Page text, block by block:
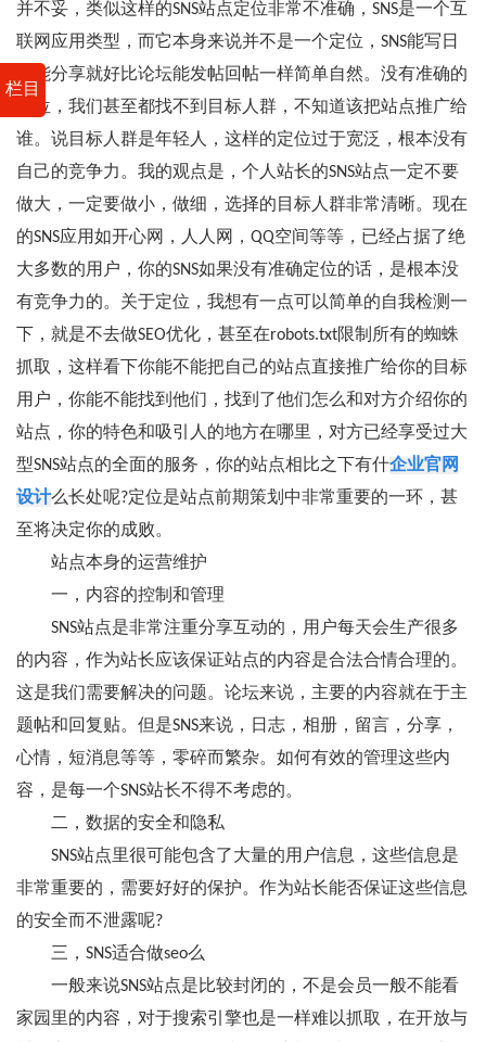
栏目
并不妥，类似这样的SNS站点定位非常不准确，SNS是一个互
联网应用类型，而它本身来说并不是一个定位，SNS能写日
志能分享就好比论坛能发帖回帖一样简单自然。没有准确的
定位，我们甚至都找不到目标人群，不知道该把站点推广给
谁。说目标人群是年轻人，这样的定位过于宽泛，根本没有
自己的竞争力。我的观点是，个人站长的SNS站点一定不要
做大，一定要做小，做细，选择的目标人群非常清晰。现在
的SNS应用如开心网，人人网，QQ空间等等，已经占据了绝
大多数的用户，你的SNS如果没有准确定位的话，是根本没
有竞争力的。关于定位，我想有一点可以简单的自我检测一
下，就是不去做SEO优化，甚至在robots.txt限制所有的蜘蛛
抓取，这样看下你能不能把自己的站点直接推广给你的目标
用户，你能不能找到他们，找到了他们怎么和对方介绍你的
站点，你的特色和吸引人的地方在哪里，对方已经享受过大
型SNS站点的全面的服务，你的站点相比之下有什企业官网
设计么长处呢?定位是站点前期策划中非常重要的一环，甚
至将决定你的成败。
站点本身的运营维护
一，内容的控制和管理
SNS站点是非常注重分享互动的，用户每天会生产很多
的内容，作为站长应该保证站点的内容是合法合情合理的。
这是我们需要解决的问题。论坛来说，主要的内容就在于主
题帖和回复贴。但是SNS来说，日志，相册，留言，分享，
心情，短消息等等，零碎而繁杂。如何有效的管理这些内
容，是每一个SNS站长不得不考虑的。
二，数据的安全和隐私
SNS站点里很可能包含了大量的用户信息，这些信息是
非常重要的，需要好好的保护。作为站长能否保证这些信息
的安全而不泄露呢?
三，SNS适合做seo么
一般来说SNS站点是比较封闭的，不是会员一般不能看
家园里的内容，对于搜索引擎也是一样难以抓取，在开放与